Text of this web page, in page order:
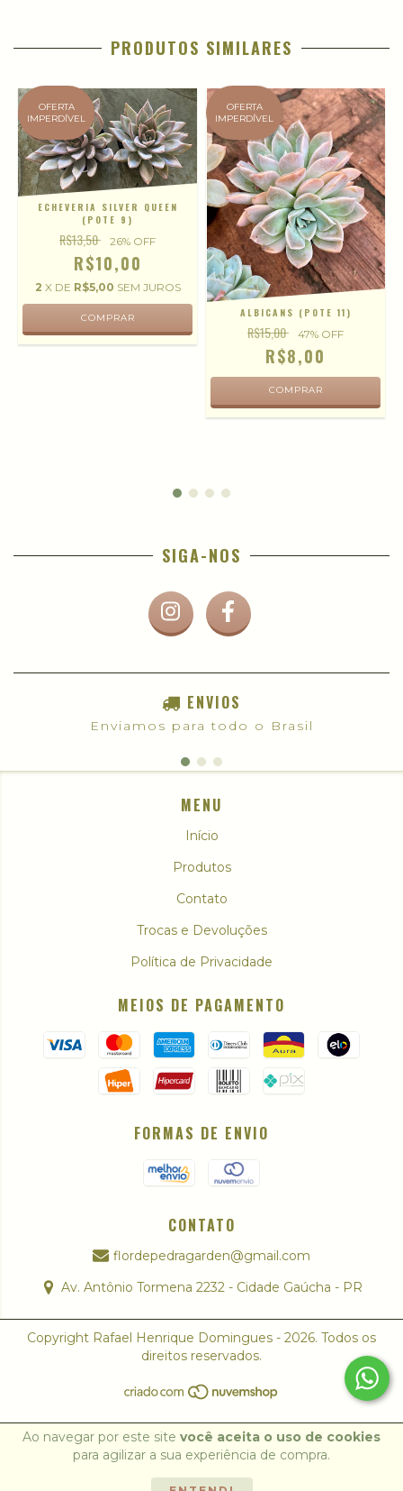
Ao navegar por este site você aceita o uso de cookies
para agilizar a sua experiência de compra.
PRODUTOS SIMILARES
OFERTA
IMPERDÍVEL
ECHEVERIA SILVER QUEEN
(POTE 9)
R$13,50 26% OFF
R$10,00
2 X DE R$5,00 SEM JUROS
OFERTA
IMPERDÍVEL
ALBICANS (POTE 11)
R$15,00 47% OFF
R$8,00
SIGA-NOS
ENVIOS
Enviamos para todo o Brasil
MENU
Início
Produtos
Contato
Trocas e Devoluções
Política de Privacidade
MEIOS DE PAGAMENTO
FORMAS DE ENVIO
CONTATO
flordepedragarden@gmail.com
Av. Antônio Tormena 2232 - Cidade Gaúcha - PR
Copyright Rafael Henrique Domingues - 2026. Todos os
direitos reservados.